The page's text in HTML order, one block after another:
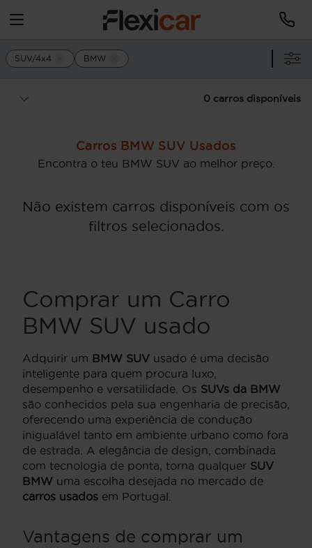
SUV/4x4 BMW
0 carros disponíveis
Carros BMW SUV Usados
Encontra o teu BMW SUV ao melhor preço.
Não existem carros disponíveis com os
filtros selecionados.
Comprar um Carro
BMW SUV usado
Adquirir um BMW SUV usado é uma decisão
inteligente para quem procura luxo,
desempenho e versatilidade. Os SUVs da BMW
são conhecidos pela sua engenharia de precisão,
oferecendo uma experiência de condução
inigualável tanto em ambiente urbano como fora
de estrada. A elegância de design, combinada
com tecnologia de ponta, torna qualquer SUV
BMW uma escolha desejada no mercado de
carros usados em Portugal.
Vantagens de comprar um